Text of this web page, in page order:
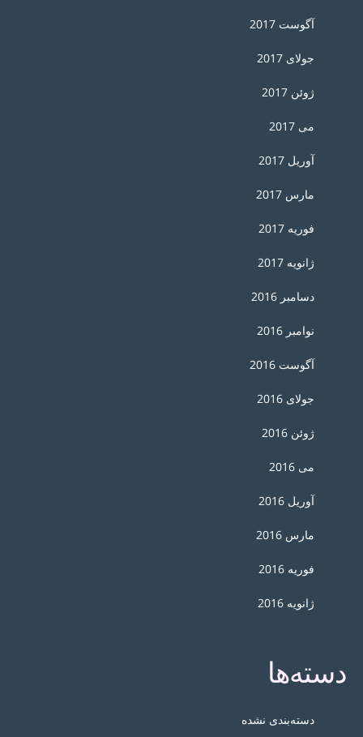
آگوست 2017
جولای 2017
ژوئن 2017
می 2017
آوریل 2017
مارس 2017
فوریه 2017
ژانویه 2017
دسامبر 2016
نوامبر 2016
آگوست 2016
جولای 2016
ژوئن 2016
می 2016
آوریل 2016
مارس 2016
فوریه 2016
ژانویه 2016
دسته‌ها
دسته‌بندی نشده